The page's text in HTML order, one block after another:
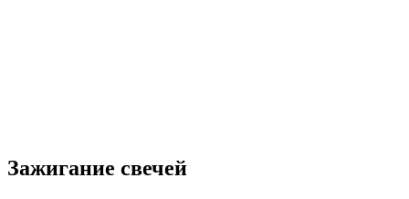
Зажигание свечей